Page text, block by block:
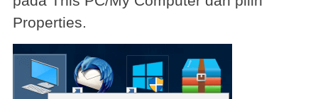
Properties.